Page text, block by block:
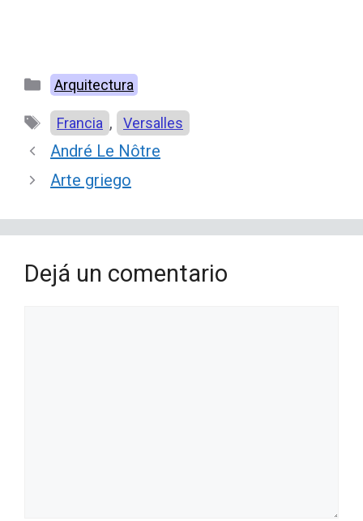
Categorías
Arquitectura
Etiquetas
Francia , Versalles
André Le Nôtre
Arte griego
Dejá un comentario